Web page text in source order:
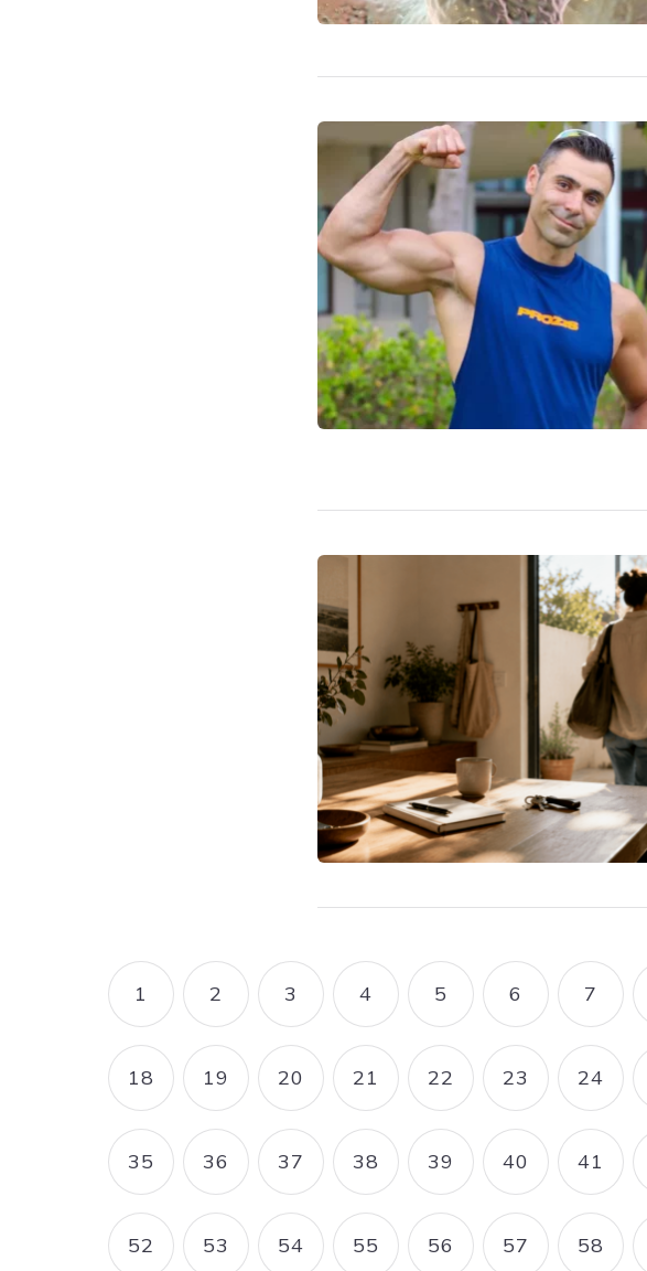
Pagination
PAGE
1 PAGE
2 PAGE
3 PAGE
4 PAGE
5 PAGE
6 PAGE
7
PAGE
18 PAGE
19 PAGE
20 PAGE
21 PAGE
22 PAGE
23 PAGE
24
PAGE
35 PAGE
36 PAGE
37 PAGE
38 PAGE
39 PAGE
40 PAGE
41
PAGE
52 PAGE
53 PAGE
54 PAGE
55 PAGE
56 PAGE
57 PAGE
58